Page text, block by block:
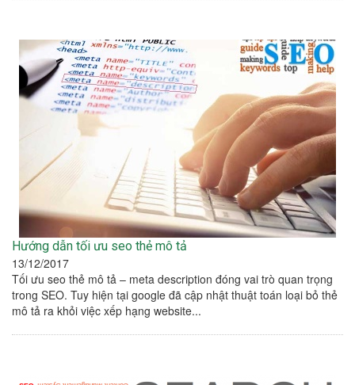
Hướng dẫn tối ưu seo thẻ mô tả
13/12/2017
Tối ưu seo thẻ mô tả – meta description đóng vai trò quan trọng
trong SEO. Tuy hiện tại google đã cập nhật thuật toán loại bỏ thẻ
mô tả ra khỏi việc xếp hạng website...